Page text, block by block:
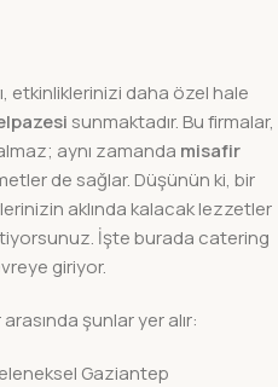
etkinliklerinizi daha özel hale
sunmaktadır. Bu firmalar,
aynı zamanda misafir
de sağlar. Düşünün ki, bir
aklında kalacak lezzetler
İşte burada catering
giriyor.
şunlar yer alır:
Gaziantep